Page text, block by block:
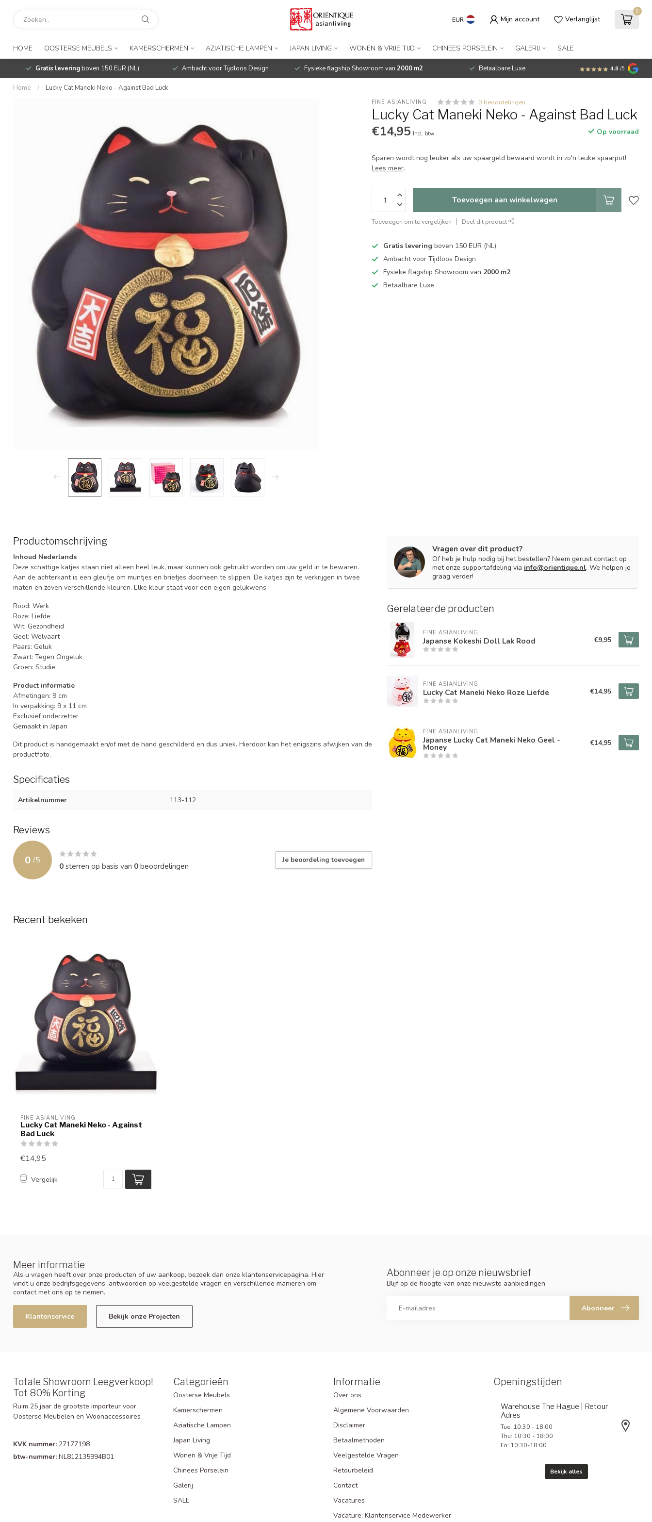
EUR Mijn account Verlanglijst
0
HOME OOSTERSE MEUBELS KAMERSCHERMEN AZIATISCHE LAMPEN JAPAN LIVING WONEN & VRIJE TIJD CHINEES PORSELEIN GALERIJ SALE
Gratis leveringboven 150 EUR (NL) Ambacht voor Tijdloos Design Fysieke flagship Showroom van 2000 m2 Betaalbare Luxe 4.8 /5
Home / Lucky Cat Maneki Neko - Against Bad Luck
FINE ASIANLIVING 0 beoordelingen
Lucky Cat Maneki Neko - Against Bad Luck
€14,95 Incl. btw Op voorraad
Sparen wordt nog leuker als uw spaargeld bewaard wordt in zo'n leuke spaarpot!
Lees meer.
Toevoegen aan winkelwagen
Toevoegen om te vergelijken Deel dit product
Gratis levering boven 150 EUR (NL)
Ambacht voor Tijdloos Design
Fysieke flagship Showroom van 2000 m2
Betaalbare Luxe
Productomschrijving
Inhoud Nederlands
Deze schattige katjes staan niet alleen heel leuk, maar kunnen ook gebruikt worden om uw geld in te bewaren.
Aan de achterkant is een gleufje om muntjes en briefjes doorheen te slippen. De katjes zijn te verkrijgen in twee
maten en zeven verschillende kleuren. Elke kleur staat voor een eigen gelukwens.
Rood: Werk
Roze: Liefde
Wit: Gezondheid
Geel: Welvaart
Paars: Geluk
Zwart: Tegen Ongeluk
Groen: Studie
Product informatie
Afmetingen: 9 cm
In verpakking: 9 x 11 cm
Exclusief onderzetter
Gemaakt in Japan
Dit product is handgemaakt en/of met de hand geschilderd en dus uniek. Hierdoor kan het enigszins afwijken van de
productfoto.
Specificaties
Artikelnummer 113-112
Reviews
0 /5
0sterren op basis van 0beoordelingen
Je beoordeling toevoegen
Vragen over dit product?
Of heb je hulp nodig bij het bestellen? Neem gerust contact op
met onze supportafdeling via info@orientique.nl. We helpen je
graag verder!
Gerelateerde producten
FINE ASIANLIVING
Japanse Kokeshi Doll Lak Rood €9,95
FINE ASIANLIVING
Lucky Cat Maneki Neko Roze Liefde €14,95
FINE ASIANLIVING
Japanse Lucky Cat Maneki Neko Geel -
Money €14,95
Recent bekeken
FINE ASIANLIVING
Lucky Cat Maneki Neko - Against
Bad Luck
€14,95
Vergelijk
Meer informatie
Als u vragen heeft over onze producten of uw aankoop, bezoek dan onze klantenservicepagina. Hier
vindt u onze bedrijfsgegevens, antwoorden op veelgestelde vragen en verschillende manieren om
contact met ons op te nemen.
Klantenservice Bekijk onze Projecten
Abonneer je op onze nieuwsbrief
Blijf op de hoogte van onze nieuwste aanbiedingen
Abonneer
Totale Showroom Leegverkoop!
Tot 80% Korting
Ruim 25 jaar de grootste importeur voor
Oosterse Meubelen en Woonaccessoires
KVK nummer: 27177198
btw-nummer: NL812135994B01
Categorieën
Oosterse Meubels
Kamerschermen
Aziatische Lampen
Japan Living
Wonen & Vrije Tijd
Chinees Porselein
Galerij
SALE
Informatie
Over ons
Algemene Voorwaarden
Disclaimer
Betaalmethoden
Veelgestelde Vragen
Retourbeleid
Contact
Vacatures
Vacature: Klantenservice Medewerker
Openingstijden
Warehouse The Hague | Retour
Adres
Tue: 10:30 - 18:00
Thu: 10:30 - 18:00
Fri: 10:30-18:00
Bekijk alles